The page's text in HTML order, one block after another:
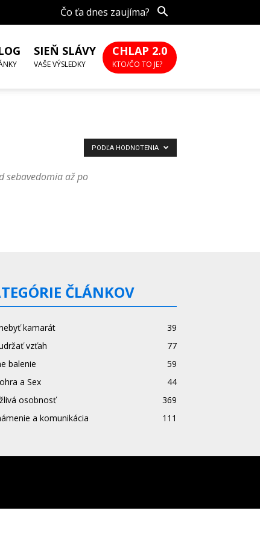
Čo ťa dnes zaujíma?
SIEŇ SLÁVY
VAŠE VÝSLEDKY
CHLAP 2.0
KTO/ČO TO JE?
sebavedomia až po
PODĽA HODNOTENIA
ČLÁNKOV
kamarát
39
vzťah
77
balenie
59
a Sex
44
osobnosť
369
a komunikácia
111